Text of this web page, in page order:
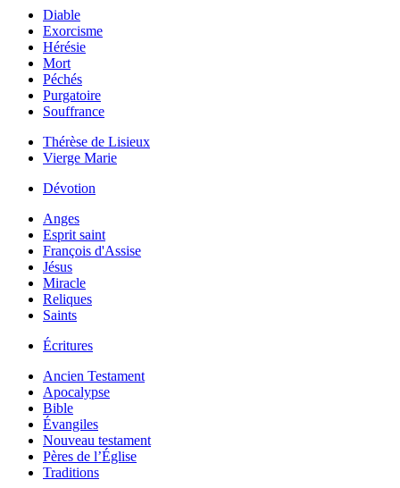
Diable
Exorcisme
Hérésie
Mort
Péchés
Purgatoire
Souffrance
Thérèse de Lisieux
Vierge Marie
Dévotion
Anges
Esprit saint
François d'Assise
Jésus
Miracle
Reliques
Saints
Écritures
Ancien Testament
Apocalypse
Bible
Évangiles
Nouveau testament
Pères de l’Église
Traditions